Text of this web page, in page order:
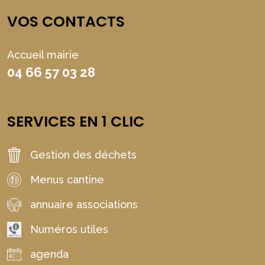
VOS CONTACTS
Accueil mairie
04 66 57 03 28
SERVICES EN 1 CLIC
Gestion des déchets
Menus cantine
annuaire associations
Numéros utiles
agenda